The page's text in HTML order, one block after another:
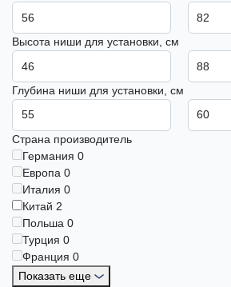
Высота ниши для установки, см
Глубина ниши для установки, см
Страна производитель
Германия 0
Европа 0
Италия 0
Китай 2
Польша 0
Турция 0
Франция 0
Показать еще